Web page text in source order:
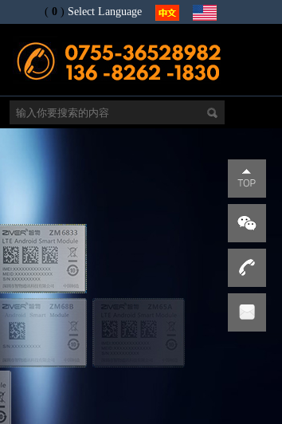
( 0 ) Select Language